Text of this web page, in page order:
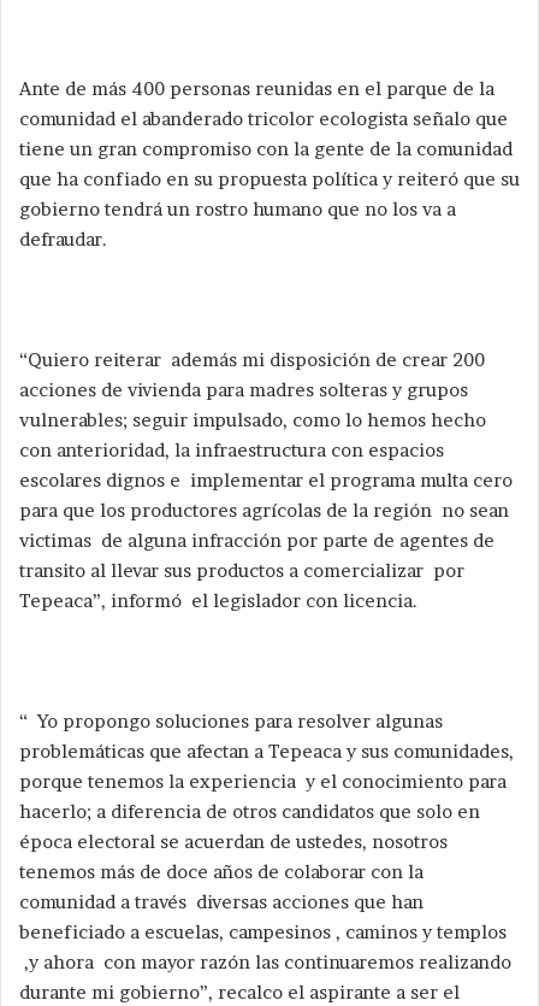
Ante de más 400 personas reunidas en el parque de la
comunidad el abanderado tricolor ecologista señalo que
tiene un gran compromiso con la gente de la comunidad
que ha confiado en su propuesta política y reiteró que su
gobierno tendrá un rostro humano que no los va a
defraudar.
“Quiero reiterar además mi disposición de crear 200
acciones de vivienda para madres solteras y grupos
vulnerables; seguir impulsado, como lo hemos hecho
con anterioridad, la infraestructura con espacios
escolares dignos e implementar el programa multa cero
para que los productores agrícolas de la región no sean
victimas de alguna infracción por parte de agentes de
transito al llevar sus productos a comercializar por
Tepeaca”, informó el legislador con licencia.
“ Yo propongo soluciones para resolver algunas
problemáticas que afectan a Tepeaca y sus comunidades,
porque tenemos la experiencia y el conocimiento para
hacerlo; a diferencia de otros candidatos que solo en
época electoral se acuerdan de ustedes, nosotros
tenemos más de doce años de colaborar con la
comunidad a través diversas acciones que han
beneficiado a escuelas, campesinos , caminos y templos
,y ahora con mayor razón las continuaremos realizando
durante mi gobierno”, recalco el aspirante a ser el